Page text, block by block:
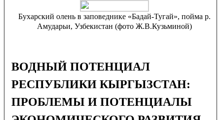
Бухарский олень в заповеднике «Бадай-Тугай», пойма р.
Амударьи, Узбекистан (фото Ж.В.Кузьминой)
ВОДНЫЙ ПОТЕНЦИАЛ
РЕСПУБЛИКИ КЫРГЫЗСТАН:
ПРОБЛЕМЫ И ПОТЕНЦИАЛЫ